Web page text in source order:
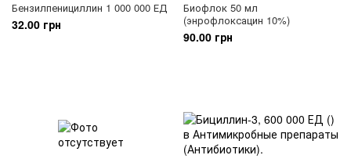
Бензилпенициллин 1 000 000 ЕД
32.00 грн
Биофлок 50 мл
(энрофлоксацин 10%)
90.00 грн